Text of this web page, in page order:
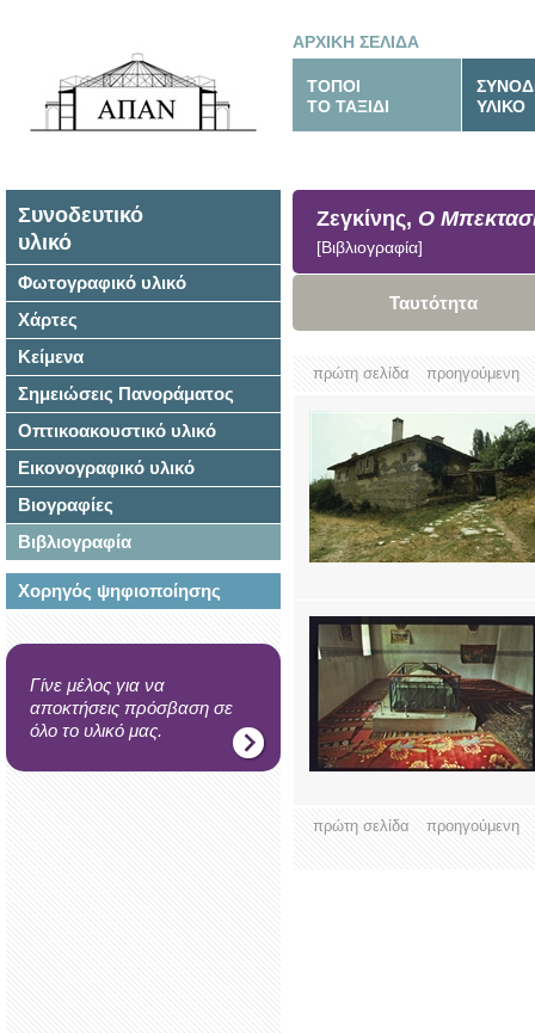
ΑΡΧΙΚΗ ΣΕΛΙΔΑ
ΤΟΠΟΙ
ΤΟ ΤΑΞΙΔΙ
ΥΛΙΚΟ
Συνοδευτικό
υλικό
Φωτογραφικό υλικό
Χάρτες
Κείμενα
Σημειώσεις Πανοράματος
Οπτικοακουστικό υλικό
Εικονογραφικό υλικό
Βιογραφίες
Βιβλιογραφία
Χορηγός ψηφιοποίησης
Γίνε μέλος για να
αποκτήσεις πρόσβαση σε
όλο το υλικό μας.
Ζεγκίνης, Ο
[Βιβλιογραφία]
Ταυτότητα
πρώτη σελίδα προηγούμενη
πρώτη σελίδα προηγούμενη